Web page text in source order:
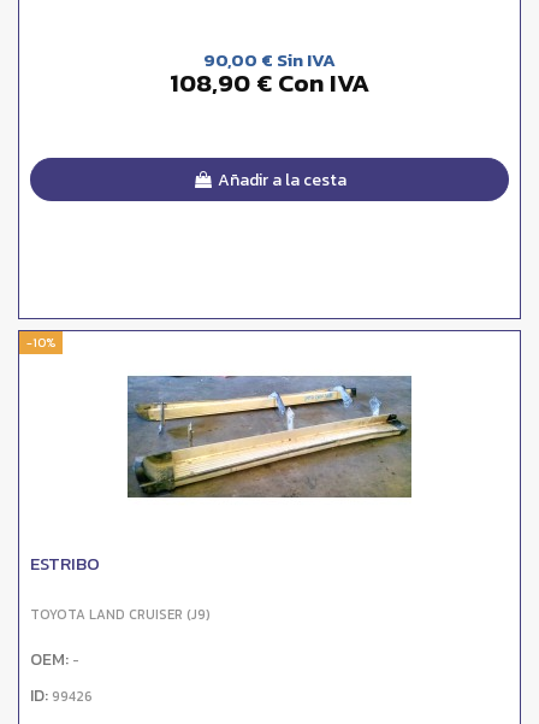
90,00 € Sin IVA
108,90 € Con IVA
Añadir a la cesta
-10%
ESTRIBO
TOYOTA LAND CRUISER (J9)
OEM: -
ID: 99426